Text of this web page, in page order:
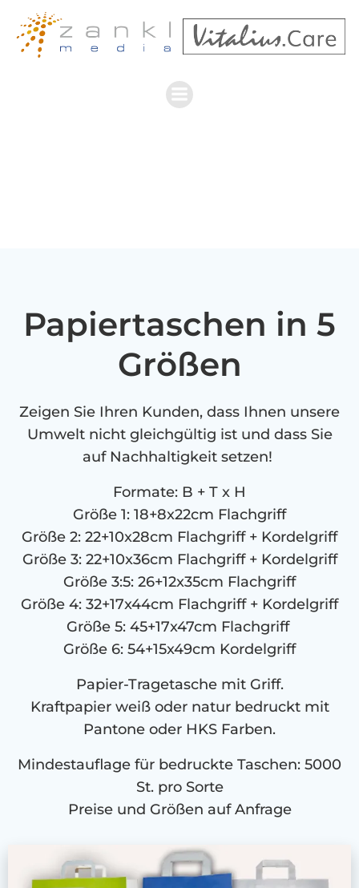
Inhalt
springen
Papiertaschen in 5
Größen
Zeigen Sie Ihren Kunden, dass Ihnen unsere
Umwelt nicht gleichgültig ist und dass Sie
auf Nachhaltigkeit setzen!
Formate: B + T x H
Größe 1: 18+8x22cm Flachgriff
Größe 2: 22+10x28cm Flachgriff + Kordelgriff
Größe 3: 22+10x36cm Flachgriff + Kordelgriff
Größe 3:5: 26+12x35cm Flachgriff
Größe 4: 32+17x44cm Flachgriff + Kordelgriff
Größe 5: 45+17x47cm Flachgriff
Größe 6: 54+15x49cm Kordelgriff
Papier-Tragetasche mit Griff.
Kraftpapier weiß oder natur bedruckt mit
Pantone oder HKS Farben.
Mindestauflage für bedruckte Taschen: 5000
St. pro Sorte
Preise und Größen auf Anfrage